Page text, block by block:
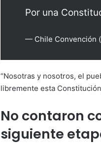
Por una
— Chile Convención
“Nosotras y nosotros, el
libremente esta
No contaron
siguiente